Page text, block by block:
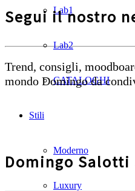
Lab1
Lab2
CATALOGHI
Stili
Moderno
Luxury
Segui il nostro
Trend, consigli,
mondo Domingo da
Domingo Salotti